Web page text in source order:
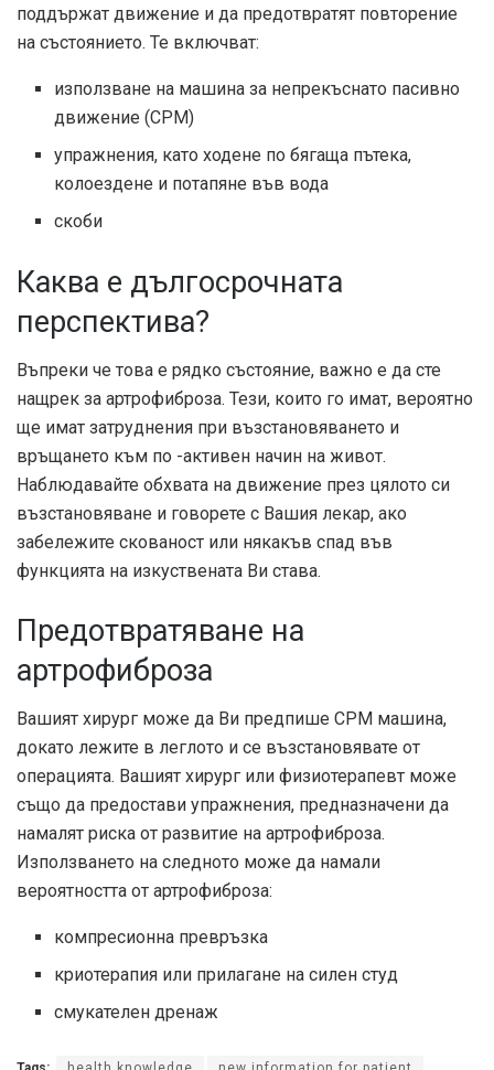
поддържат движение и да предотвратят повторение
на състоянието. Те включват:
използване на машина за непрекъснато пасивно
движение (CPM)
упражнения, като ходене по бягаща пътека,
колоездене и потапяне във вода
скоби
Каква е дългосрочната
перспектива?
Въпреки че това е рядко състояние, важно е да сте
нащрек за артрофиброза. Тези, които го имат, вероятно
ще имат затруднения при възстановяването и
връщането към по -активен начин на живот.
Наблюдавайте обхвата на движение през цялото си
възстановяване и говорете с Вашия лекар, ако
забележите скованост или някакъв спад във
функцията на изкуствената Ви става.
Предотвратяване на
артрофиброза
Вашият хирург може да Ви предпише CPM машина,
докато лежите в леглото и се възстановявате от
операцията. Вашият хирург или физиотерапевт може
също да предостави упражнения, предназначени да
намалят риска от развитие на артрофиброза.
Използването на следното може да намали
вероятността от артрофиброза:
компресионна превръзка
криотерапия или прилагане на силен студ
смукателен дренаж